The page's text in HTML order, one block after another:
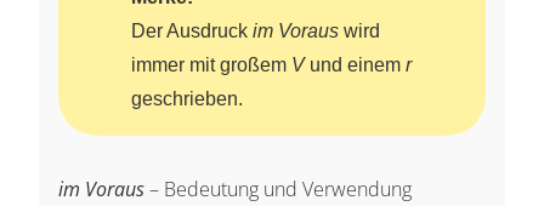
Der Ausdruck im Voraus wird
immer mit großem Vund einem r
geschrieben.
im Voraus– Bedeutung und Verwendung